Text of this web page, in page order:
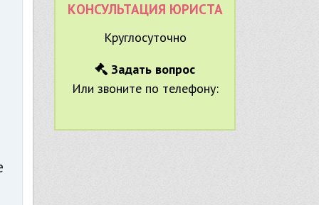
КОНСУЛЬТАЦИЯ ЮРИСТА
Круглосуточно
Задать вопрос
Или звоните по телефону: